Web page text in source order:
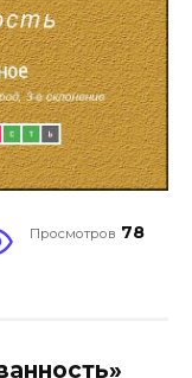
Просмотров 78